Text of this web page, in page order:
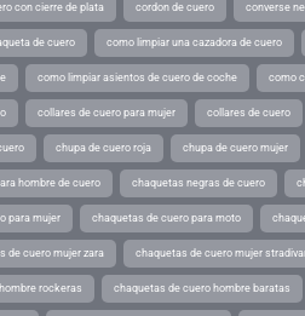
con cierre de plata cordon de cuero converse
de cuero como limpiar una cazadora de cuero
como limpiar asientos de cuero de coche como
collares de cuero para mujer collares de cuero
chupa de cuero roja chupa de cuero mujer
hombre de cuero chaquetas negras de cuero
para mujer chaquetas de cuero para moto
de cuero mujer zara chaquetas de cuero mujer
rockeras chaquetas de cuero hombre baratas